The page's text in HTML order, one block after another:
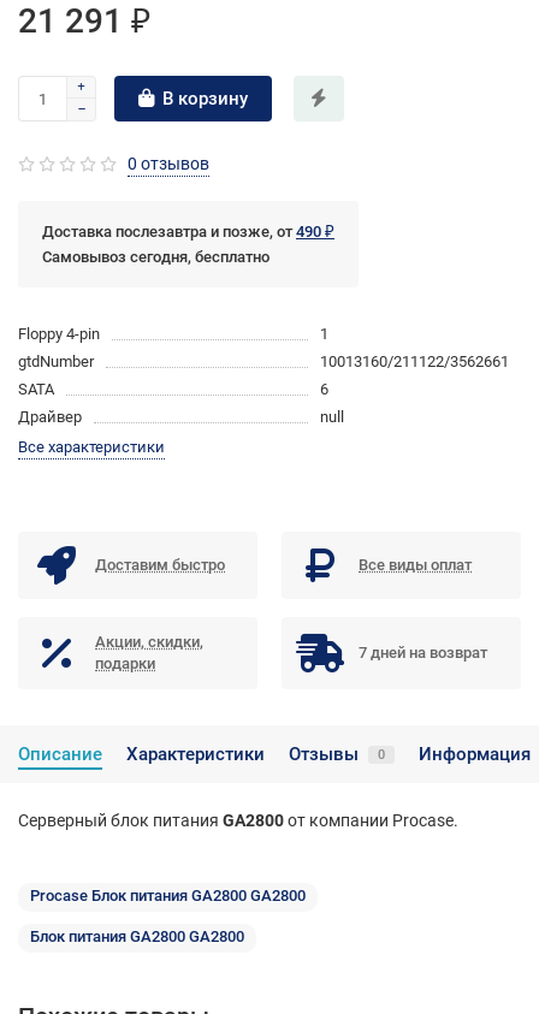
21 291 ₽
В корзину
0 отзывов
Доставка послезавтра и позже, от490 ₽
Самовывоз сегодня, бесплатно
Floppy 4-pin
1
gtdNumber
10013160/211122/3562661
SATA
6
Драйвер
null
Все характеристики
Доставим быстро Все виды оплат
Акции, скидки,
подарки
7 дней на возврат
Описание Характеристики Отзывы 0 Информация
Серверный блок питания GA2800от компании Procase.
Procase Блок питания GA2800 GA2800
Блок питания GA2800 GA2800